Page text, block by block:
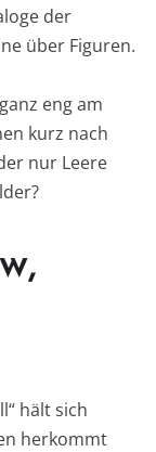
der
über Figuren.
eng am
kurz nach
nur Leere
hält sich
herkommt